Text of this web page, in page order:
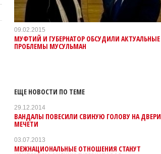
09.02.2015
МУФТИЙ И ГУБЕРНАТОР ОБСУДИЛИ АКТУАЛЬНЫЕ
ПРОБЛЕМЫ МУСУЛЬМАН
ЕЩЕ НОВОСТИ ПО ТЕМЕ
29.12.2014
ВАНДАЛЫ ПОВЕСИЛИ СВИНУЮ ГОЛОВУ НА ДВЕРИ
МЕЧЕТИ
03.07.2013
МЕЖНАЦИОНАЛЬНЫЕ ОТНОШЕНИЯ СТАНУТ